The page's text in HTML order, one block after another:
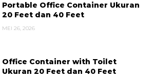
Portable Office Container Ukuran
20 Feet dan 40 Feet
MEI 26, 2026
Office Container with Toilet
Ukuran 20 Feet dan 40 Feet